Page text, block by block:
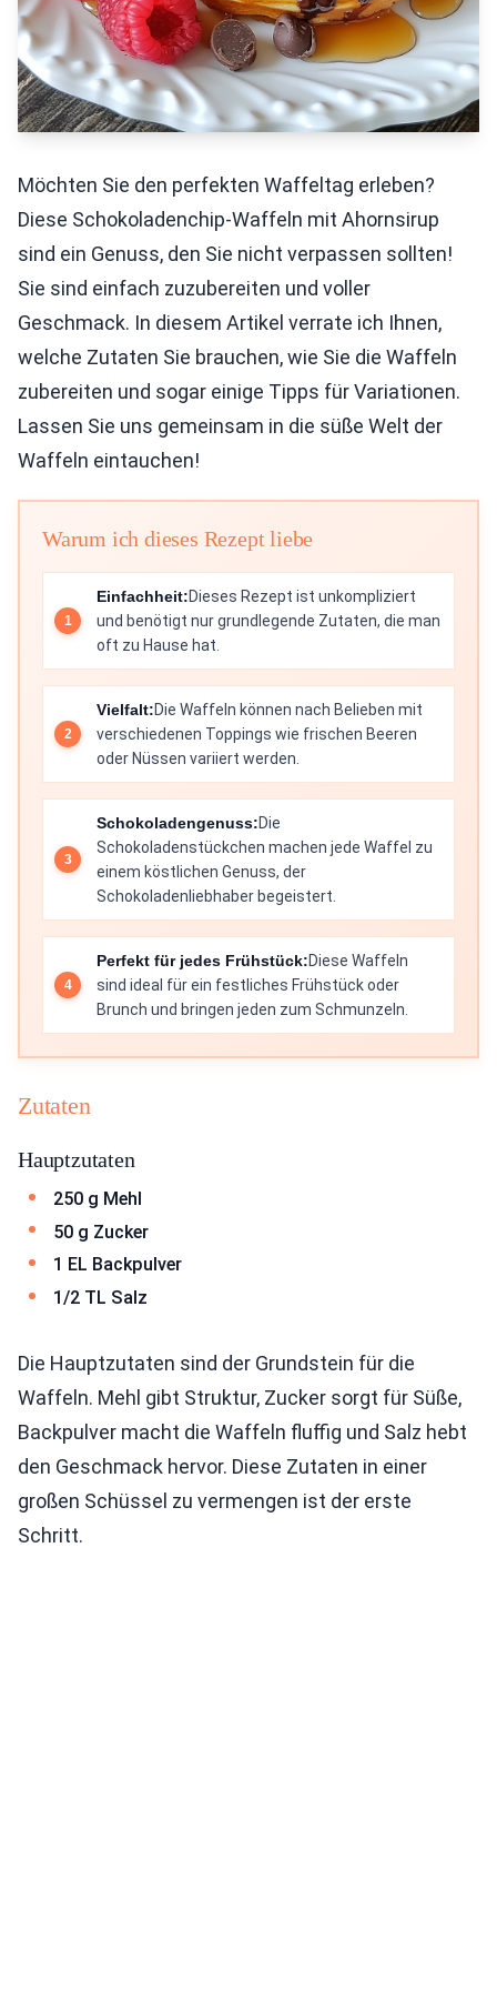
Möchten Sie den perfekten Waffeltag erleben?
Diese Schokoladenchip-Waffeln mit Ahornsirup
sind ein Genuss, den Sie nicht verpassen sollten!
Sie sind einfach zuzubereiten und voller
Geschmack. In diesem Artikel verrate ich Ihnen,
welche Zutaten Sie brauchen, wie Sie die Waffeln
zubereiten und sogar einige Tipps für Variationen.
Lassen Sie uns gemeinsam in die süße Welt der
Waffeln eintauchen!
Warum ich dieses Rezept liebe
Einfachheit:Dieses Rezept ist unkompliziert
und benötigt nur grundlegende Zutaten, die man
oft zu Hause hat.
Vielfalt:Die Waffeln können nach Belieben mit
verschiedenen Toppings wie frischen Beeren
oder Nüssen variiert werden.
Schokoladengenuss:Die
Schokoladenstückchen machen jede Waffel zu
einem köstlichen Genuss, der
Schokoladenliebhaber begeistert.
Perfekt für jedes Frühstück:Diese Waffeln
sind ideal für ein festliches Frühstück oder
Brunch und bringen jeden zum Schmunzeln.
Zutaten
Hauptzutaten
250 g Mehl
50 g Zucker
1 EL Backpulver
1/2 TL Salz
Die Hauptzutaten sind der Grundstein für die
Waffeln. Mehl gibt Struktur, Zucker sorgt für Süße,
Backpulver macht die Waffeln fluffig und Salz hebt
den Geschmack hervor. Diese Zutaten in einer
großen Schüssel zu vermengen ist der erste
Schritt.